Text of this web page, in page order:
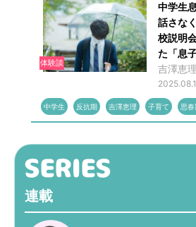
体験談
中学生
話さな
校説明
た「息
吉澤恵理
中学生 反抗期 吉澤恵理 子育て 思春
連載